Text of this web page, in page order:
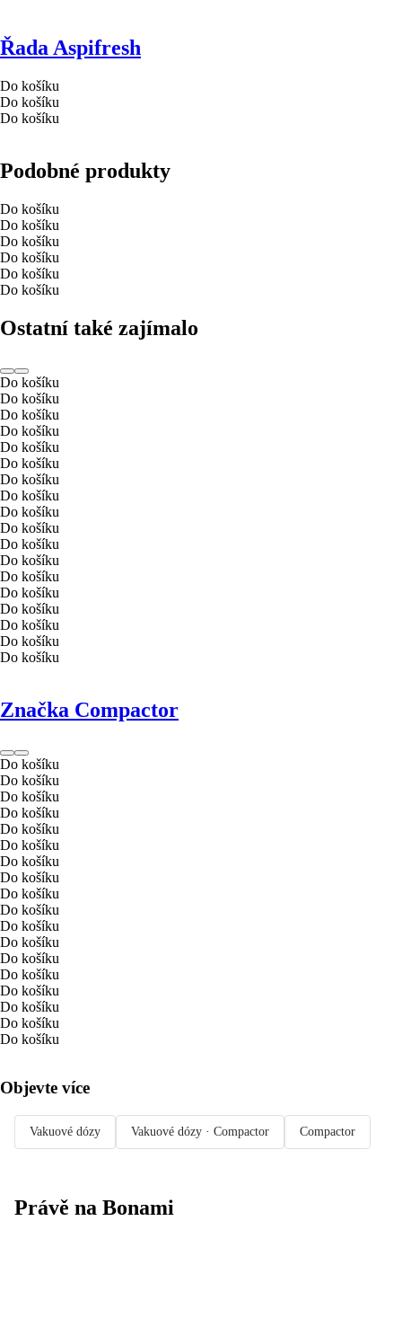
Řada Aspifresh
Do košíku
Do košíku
Do košíku
Podobné produkty
Do košíku
Do košíku
Do košíku
Do košíku
Do košíku
Do košíku
Ostatní také zajímalo
Do košíku
Do košíku
Do košíku
Do košíku
Do košíku
Do košíku
Do košíku
Do košíku
Do košíku
Do košíku
Do košíku
Do košíku
Do košíku
Do košíku
Do košíku
Do košíku
Do košíku
Do košíku
Značka Compactor
Do košíku
Do košíku
Do košíku
Do košíku
Do košíku
Do košíku
Do košíku
Do košíku
Do košíku
Do košíku
Do košíku
Do košíku
Do košíku
Do košíku
Do košíku
Do košíku
Do košíku
Do košíku
Objevte více
Vakuové dózy Vakuové dózy · Compactor Compactor
Právě na Bonami